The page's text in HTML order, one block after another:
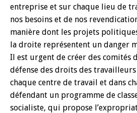
entreprise et sur chaque lieu de
nos besoins et de nos
manière dont les projets
la droite représentent un danger
Il est urgent de créer des comités
défense des droits des
chaque centre de travail et dans
défendant un programme de
socialiste, qui propose